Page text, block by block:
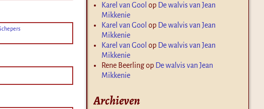
Karel van Gool op De walvis van Jean
Mikkenie
Karel van Gool op De walvis van Jean
Mikkenie
Karel van Gool op De walvis van Jean
Mikkenie
Rene Beerlingop De walvis van Jean
Mikkenie
Archieven